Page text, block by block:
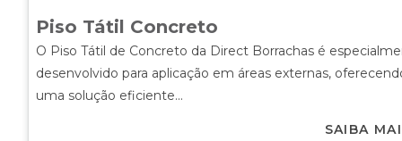
Piso Tátil Concreto
O Piso Tátil de Concreto da Direct Borrachas é
desenvolvido para aplicação em áreas externas,
uma solução eficiente...
SAIBA